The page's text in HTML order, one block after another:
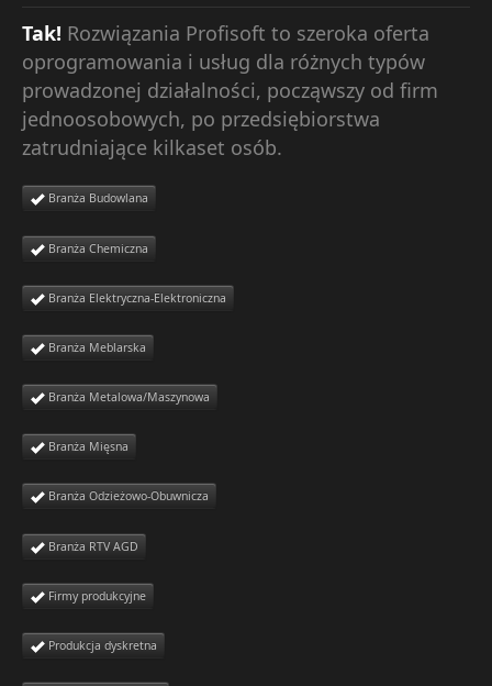
Tak! Rozwiązania Profisoft to szeroka oferta
oprogramowania i usług dla różnych typów
prowadzonej działalności, począwszy od firm
jednoosobowych, po przedsiębiorstwa
zatrudniające kilkaset osób.
Branża Budowlana
Branża Chemiczna
Branża Elektryczna-Elektroniczna
Branża Meblarska
Branża Metalowa/Maszynowa
Branża Mięsna
Branża Odzieżowo-Obuwnicza
Branża RTV AGD
Firmy produkcyjne
Produkcja dyskretna